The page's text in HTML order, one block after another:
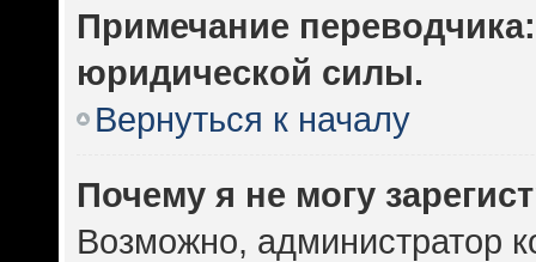
Примечание
юридической силы.
Вернуться к началу
Почему я не могу
Возможно, администратор